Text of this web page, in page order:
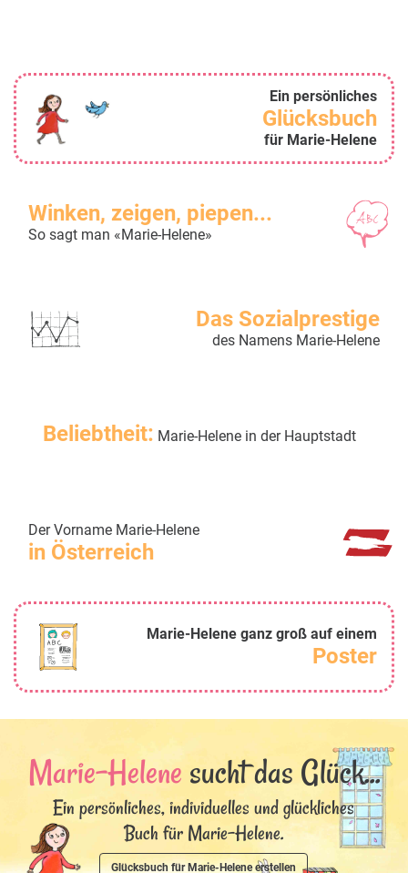
Ein persönliches
Glücksbuch
für Marie-Helene
Winken, zeigen, piepen...
So sagt man «Marie-Helene»
Das Sozialprestige
des Namens Marie-Helene
Beliebtheit: Marie-Helene in der Hauptstadt
Der Vorname Marie-Helene
in Österreich
Marie-Helene ganz groß auf einem
Poster
Marie-Helene sucht das Glück...
Ein persönliches, individuelles und glückliches
Buch für Marie-Helene.
Glücksbuch für Marie-Helene erstellen